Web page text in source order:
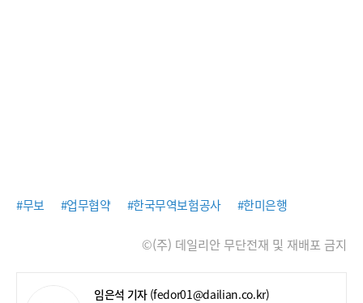
#무보 #업무협약 #한국무역보험공사 #한미은행
©(주) 데일리안 무단전재 및 재배포 금지
임은석 기자 (fedor01@dailian.co.kr)